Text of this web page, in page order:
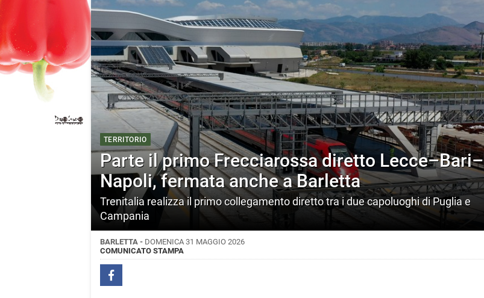
TERRITORIO
Parte il primo Frecciarossa diretto Lecce–Bari–
Napoli, fermata anche a Barletta
Trenitalia realizza il primo collegamento diretto tra i due capoluoghi di Puglia e
Campania
BARLETTA - DOMENICA 31 MAGGIO 2026
COMUNICATO STAMPA